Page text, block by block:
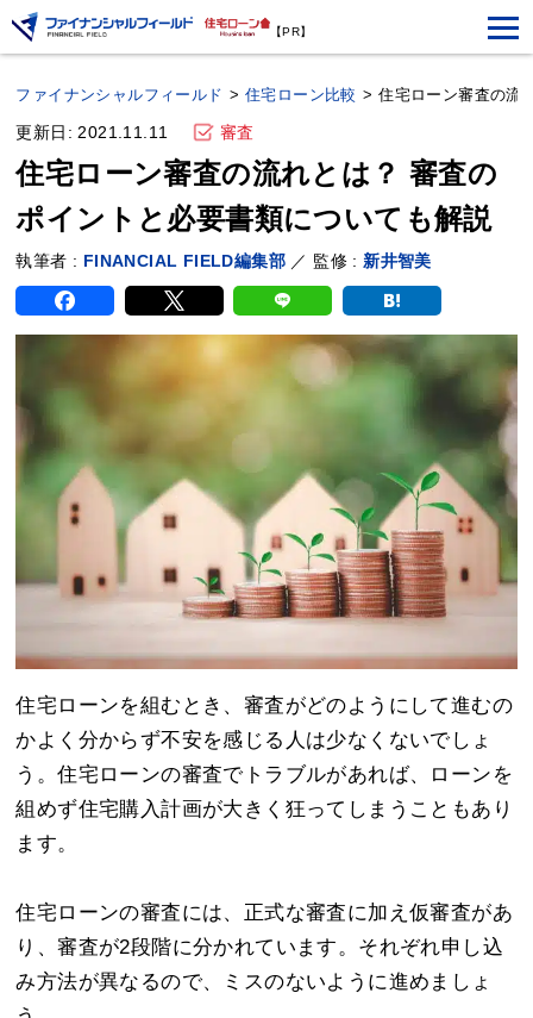
【PR】
ファイナンシャルフィールド > 住宅ローン比較 > 住宅ローン審査の流
更新日: 2021.11.11 審査
住宅ローン審査の流れとは？ 審査の
ポイントと必要書類についても解説
執筆者 : FINANCIAL FIELD編集部 ／ 監修 : 新井智美
住宅ローンを組むとき、審査がどのようにして進むの
かよく分からず不安を感じる人は少なくないでしょ
う。住宅ローンの審査でトラブルがあれば、ローンを
組めず住宅購入計画が大きく狂ってしまうこともあり
ます。
住宅ローンの審査には、正式な審査に加え仮審査があ
り、審査が2段階に分かれています。それぞれ申し込
み方法が異なるので、ミスのないように進めましょ